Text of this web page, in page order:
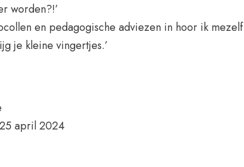
worden?!’
en pedagogische adviezen in hoor ik mezelf
je kleine vingertjes.’
april 2024